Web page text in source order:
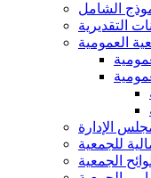
الشامل
التقديرية
العمومية
الإدارة
للجمعية
الجمعية